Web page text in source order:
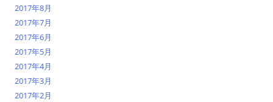
2017年8月
2017年7月
2017年6月
2017年5月
2017年4月
2017年3月
2017年2月